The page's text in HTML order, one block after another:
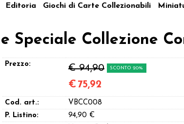
Editoria Giochi di Carte Collezionabili
Speciale Collezione
Prezzo: € 94,90 SCONTO 20%
€ 75,92
Cod. art.:
VBCC008
P. Listino:
94,90 €